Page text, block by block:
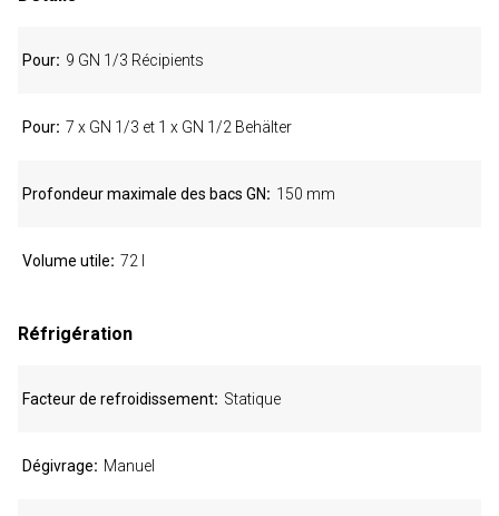
Pour 9 GN 1/3 Récipients
Pour 7 x GN 1/3 et 1 x GN 1/2 Behälter
Profondeur maximale des bacs GN 150 mm
Volume utile 72 l
Réfrigération
Facteur de refroidissement Statique
Dégivrage Manuel